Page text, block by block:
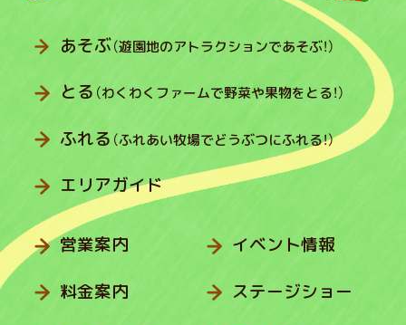
あそぶ（遊園地のアトラクションであそぶ！）
とる （わくわくファームで野菜や果物をとる！）
ふれる （ふれあい牧場でどうぶつにふれる！）
エリアガイド
営業案内
料金案内
イベント情報
ステージショー